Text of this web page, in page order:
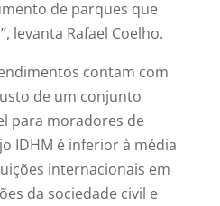
de parques que
levanta Rafael Coelho.
contam com
de um conjunto
para moradores de
IDHM é inferior à média
internacionais em
da sociedade civil e